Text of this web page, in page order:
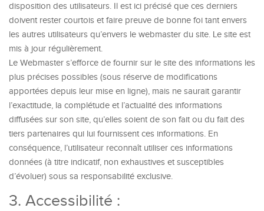
disposition des utilisateurs. Il est ici précisé que ces derniers
doivent rester courtois et faire preuve de bonne foi tant envers
les autres utilisateurs qu’envers le webmaster du site. Le site est
mis à jour régulièrement.
Le Webmaster s’efforce de fournir sur le site des informations les
plus précises possibles (sous réserve de modifications
apportées depuis leur mise en ligne), mais ne saurait garantir
l’exactitude, la complétude et l’actualité des informations
diffusées sur son site, qu’elles soient de son fait ou du fait des
tiers partenaires qui lui fournissent ces informations. En
conséquence, l’utilisateur reconnaît utiliser ces informations
données (à titre indicatif, non exhaustives et susceptibles
d’évoluer) sous sa responsabilité exclusive.
3. Accessibilité :